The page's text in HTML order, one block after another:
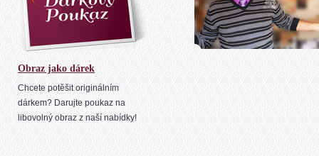
Obraz jako dárek
Chcete potěšit originálním
dárkem? Darujte poukaz na
libovolný obraz z naší nabídky!